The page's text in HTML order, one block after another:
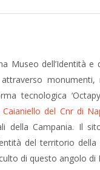
Museo dell’Identità
attraverso
tecnologica
Caianiello del Cnr di
della Campania. Il
del territorio
di questo angolo di